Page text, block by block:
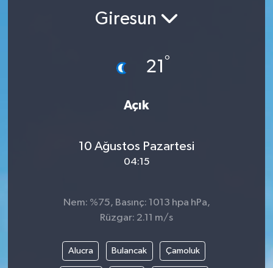
Giresun
21°
Açık
10 Ağustos Pazartesi
04:15
Nem: %75, Basınç: 1013 hpa hPa,
Rüzgar: 2.11 m/s
Alucra Bulancak Çamoluk